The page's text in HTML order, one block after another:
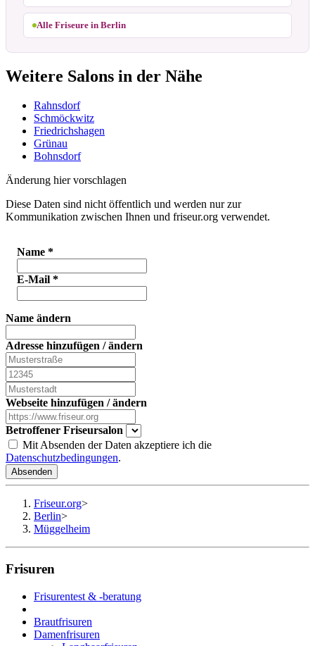
Alle Friseure in Berlin
Weitere Salons in der Nähe
Rahnsdorf
Schmöckwitz
Friedrichshagen
Grünau
Bohnsdorf
Änderung hier vorschlagen
Diese Daten sind nicht öffentlich und werden nur zur
Kommunikation zwischen Ihnen und friseur.org verwendet.
Name *
E-Mail *
Name ändern
Adresse hinzufügen / ändern
Webseite hinzufügen / ändern
Betroffener Friseursalon
Mit Absenden der Daten akzeptiere ich die
Datenschutzbedingungen.
Absenden
Friseur.org>
Berlin>
Müggelheim
Frisuren
Frisurentest & -beratung
Brautfrisuren
Damenfrisuren